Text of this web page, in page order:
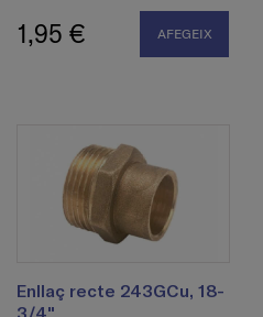
1,95 € AFEGEIX
Enllaç recte 243GCu, 18-
3/4"